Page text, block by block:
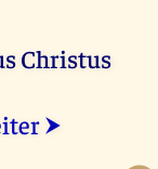
Christus
⮞